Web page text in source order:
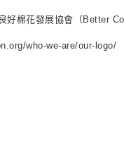
好棉花發展協會（Better
who-we-are/our-logo/